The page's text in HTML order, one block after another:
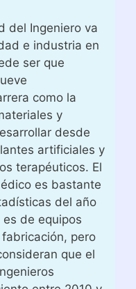
del Ingeniero va
e industria en
ser que
como la
y
desde
artificiales y
terapéuticos. El
es bastante
del año
es de equipos
pero
que el